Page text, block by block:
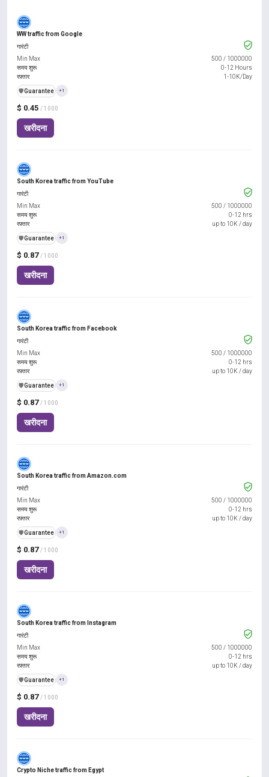
WW traffic from Google
$ 0.45 / 1000
खरीदना
गारंटी
Min Max
500 / 1000000
समय शुरू
0-12 Hours
रफ़्तार
1-10K/Day
️🛡️Guarantee +1
South Korea traffic from YouTube
$ 0.87 / 1000
खरीदना
गारंटी
Min Max
500 / 1000000
समय शुरू
0-12 hrs
रफ़्तार
up to 10K / day
️🛡️Guarantee +1
South Korea traffic from Facebook
$ 0.87 / 1000
खरीदना
गारंटी
Min Max
500 / 1000000
समय शुरू
0-12 hrs
रफ़्तार
up to 10K / day
️🛡️Guarantee +1
South Korea traffic from Amazon.com
$ 0.87 / 1000
खरीदना
गारंटी
Min Max
500 / 1000000
समय शुरू
0-12 hrs
रफ़्तार
up to 10K / day
️🛡️Guarantee +1
South Korea traffic from Instagram
$ 0.87 / 1000
खरीदना
गारंटी
Min Max
500 / 1000000
समय शुरू
0-12 hrs
रफ़्तार
up to 10K / day
️🛡️Guarantee +1
Crypto Niche traffic from Egypt